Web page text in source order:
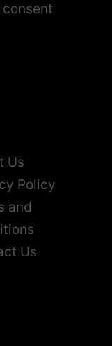
Us
Policy
and
Us